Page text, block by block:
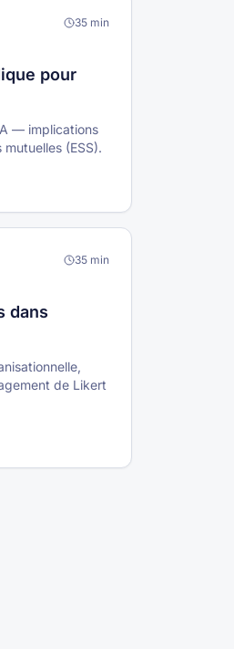
35 min
pour
— implications
(ESS).
35 min
dans
de Likert